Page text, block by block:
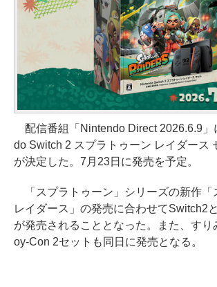
配信番組「Nintendo Direct 2026.6.9」
do Switch 2 スプラトゥーン レイダース
が決定した。7月23日に発売を予定。
「スプラトゥーン」シリーズの新作「
レイダース」の発売に合わせてSwitch2
が発売されることとなった。また、すり
oy-Con 2セットも同日に発売となる。